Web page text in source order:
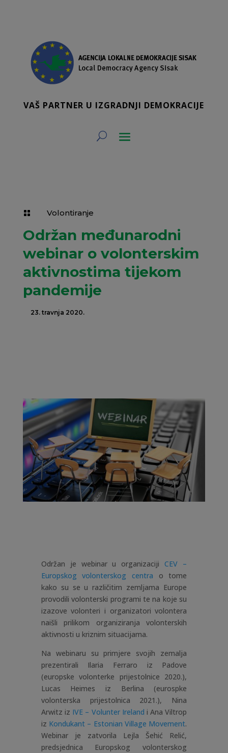
VAŠ PARTNER U IZGRADNJI DEMOKRACIJE
 Volontiranje
Održan međunarodni
webinar o volonterskim
aktivnostima tijekom
pandemije
23. travnja 2020.
Održan je webinar u organizaciji
CEV –
Europskog volonterskog centra
o tome
kako su se u različitim zemljama Europe
provodili volonterski programi te na koje su
izazove volonteri i organizatori volontera
naišli prilikom organiziranja volonterskih
aktivnosti u kriznim situacijama.
Na webinaru su primjere svojih zemalja
prezentirali Ilaria Ferraro iz Padove
(europske volonterke prijestolnice 2020.),
Lucas Heimes iz Berlina (eurospke
volonterska prijestolnica 2021.), Nina
Arwitz iz IVE – Volunter Ireland i Ana Viltrop
iz Kondukant – Estonian Village Movement.
Webinar je zatvorila Lejla Šehić Relić,
predsjednica Europskog volonterskog